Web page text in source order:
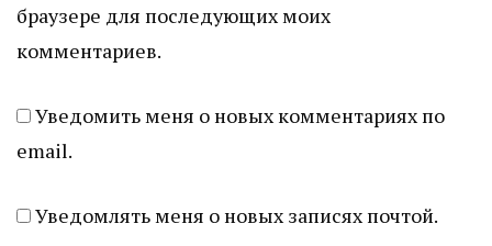
браузере для последующих моих
комментариев.
Уведомить меня о новых комментариях по
email.
Уведомлять меня о новых записях почтой.